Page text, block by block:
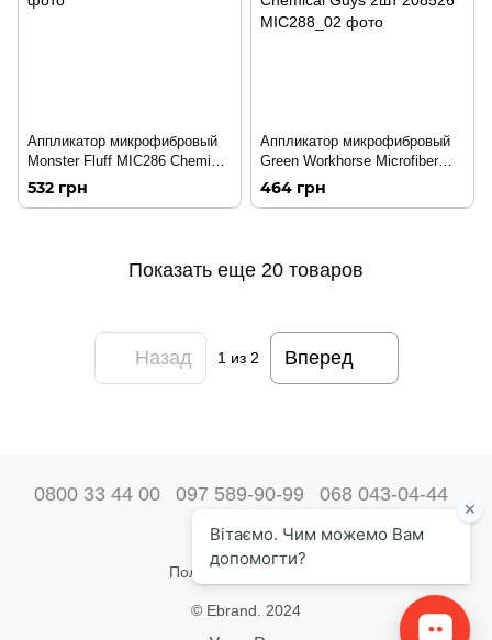
Аппликатор микрофибровый
Monster Fluff MIC286 Chemical
Guys 2шт 208525
532 грн
Аппликатор микрофибровый
Green Workhorse Microfiber
Applicator Pad MIC288
Chemical Guys 2шт 208526
464 грн
Показать еще 20 товаров
Назад 1из 2 Вперед
0800 33 44 00 097 589-90-99 068 043-04-44
Наши контакты
Полная версия сайта
© Ebrand. 2024